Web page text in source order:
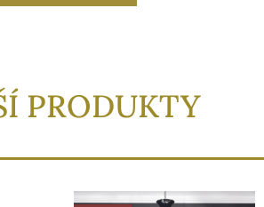
PRODUKTY